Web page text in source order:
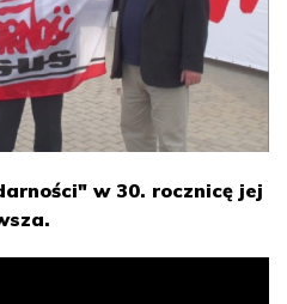
w 30. rocznicę jej